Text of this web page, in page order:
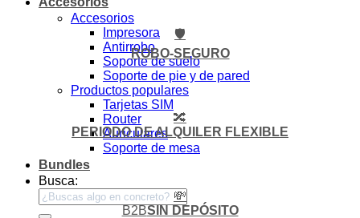
Accesorios
Impresora
Antirrobo
Soporte de suelo
Soporte de pie y de pared
Productos populares
Tarjetas SIM
Router
Auriculares
Soporte de mesa
Bundles
Busca:
🛡️
ROBO-SEGURO
🔀
PERIODO DE ALQUILER FLEXIBLE
💸
B2BSIN DEPÓSITO